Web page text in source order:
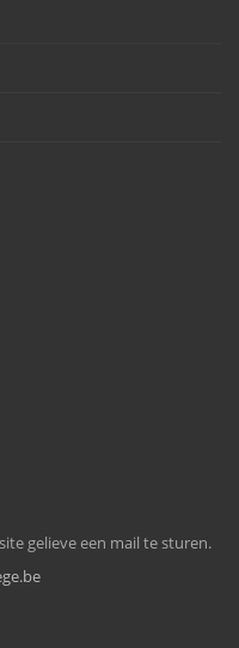
gelieve een mail te sturen.